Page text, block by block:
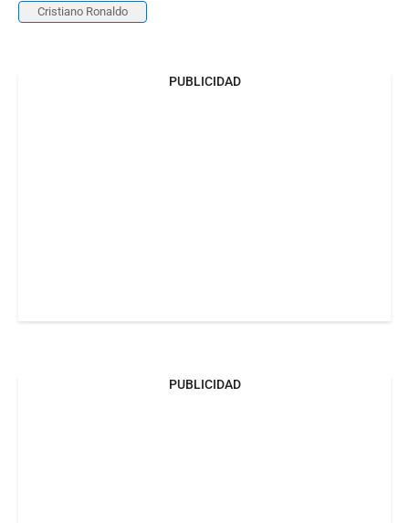
Cristiano Ronaldo
PUBLICIDAD
PUBLICIDAD